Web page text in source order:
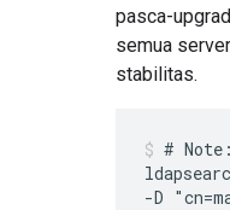
pasca-
semua
stabilitas.
#
-D